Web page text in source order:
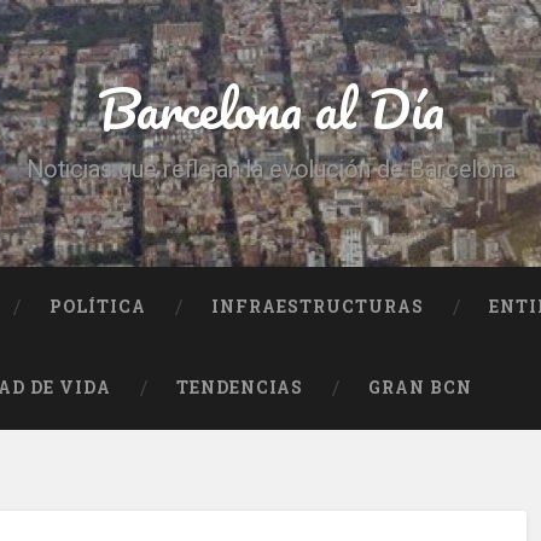
Barcelona al Día
Noticias que reflejan la evolución de Barcelona
POLÍTICA INFRAESTRUCTURAS
DE VIDA TENDENCIAS GRAN BCN